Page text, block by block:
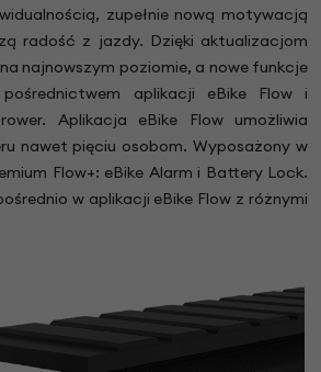
zupełnie nową motywacją
radość z jazdy. Dzięki aktualizacjom
najnowszym poziomie, a nowe funkcje
aplikacji eBike Flow i
Aplikacja eBike Flow umożliwia
nawet pięciu osobom. Wyposażony w
Flow+: eBike Alarm i Battery Lock.
w aplikacji eBike Flow z różnymi